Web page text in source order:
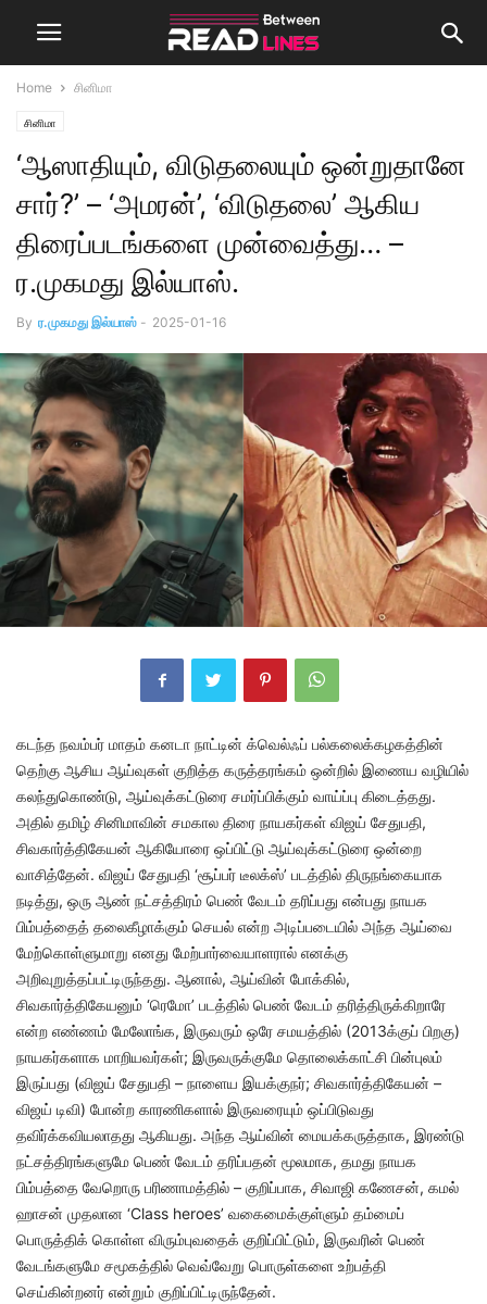
Home சினிமா
சினிமா
‘ஆஸாதியும், விடுதலையும் ஒன்றுதானே
சார்?’ – ‘அமரன்’, ‘விடுதலை’ ஆகிய
திரைப்படங்களை முன்வைத்து… –
ர.முகமது இல்யாஸ்.
By ர.முகமது இல்யாஸ் - 2025-01-16
கடந்த நவம்பர் மாதம் கனடா நாட்டின் க்வெல்ஃப் பல்கலைக்கழகத்தின்
தெற்கு ஆசிய ஆய்வுகள் குறித்த கருத்தரங்கம் ஒன்றில் இணைய வழியில்
கலந்துகொண்டு, ஆய்வுக்கட்டுரை சமர்ப்பிக்கும் வாய்ப்பு கிடைத்தது.
அதில் தமிழ் சினிமாவின் சமகால திரை நாயகர்கள் விஜய் சேதுபதி,
சிவகார்த்திகேயன் ஆகியோரை ஒப்பிட்டு ஆய்வுக்கட்டுரை ஒன்றை
வாசித்தேன். விஜய் சேதுபதி ‘சூப்பர் டீலக்ஸ்’ படத்தில் திருநங்கையாக
நடித்து, ஒரு ஆண் நட்சத்திரம் பெண் வேடம் தரிப்பது என்பது நாயக
பிம்பத்தைத் தலைகீழாக்கும் செயல் என்ற அடிப்படையில் அந்த ஆய்வை
மேற்கொள்ளுமாறு எனது மேற்பார்வையாளரால் எனக்கு
அறிவுறுத்தப்பட்டிருந்தது. ஆனால், ஆய்வின் போக்கில்,
சிவகார்த்திகேயனும் ‘ரெமோ’ படத்தில் பெண் வேடம் தரித்திருக்கிறாரே
என்ற எண்ணம் மேலோங்க, இருவரும் ஒரே சமயத்தில் (2013க்குப் பிறகு)
நாயகர்களாக மாறியவர்கள்; இருவருக்குமே தொலைக்காட்சி பின்புலம்
இருப்பது (விஜய் சேதுபதி – நாளைய இயக்குநர்; சிவகார்த்திகேயன் –
விஜய் டிவி) போன்ற காரணிகளால் இருவரையும் ஒப்பிடுவது
தவிர்க்கவியலாதது ஆகியது. அந்த ஆய்வின் மையக்கருத்தாக, இரண்டு
நட்சத்திரங்களுமே பெண் வேடம் தரிப்பதன் மூலமாக, தமது நாயக
பிம்பத்தை வேறொரு பரிணாமத்தில் – குறிப்பாக, சிவாஜி கணேசன், கமல்
ஹாசன் முதலான ‘Class heroes’ வகைமைக்குள்ளும் தம்மைப்
பொருத்திக் கொள்ள விரும்புவதைக் குறிப்பிட்டும், இருவரின் பெண்
வேடங்களுமே சமூகத்தில் வெவ்வேறு பொருள்களை உற்பத்தி
செய்கின்றனர் என்றும் குறிப்பிட்டிருந்தேன்.